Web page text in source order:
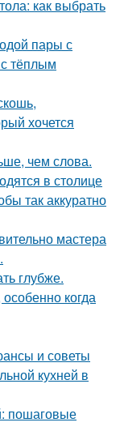
как выбрать
пары с
тёплым
хочется
чем слова.
в столице
так аккуратно
мастера
глубже.
когда
и советы
кухней в
пошаговые